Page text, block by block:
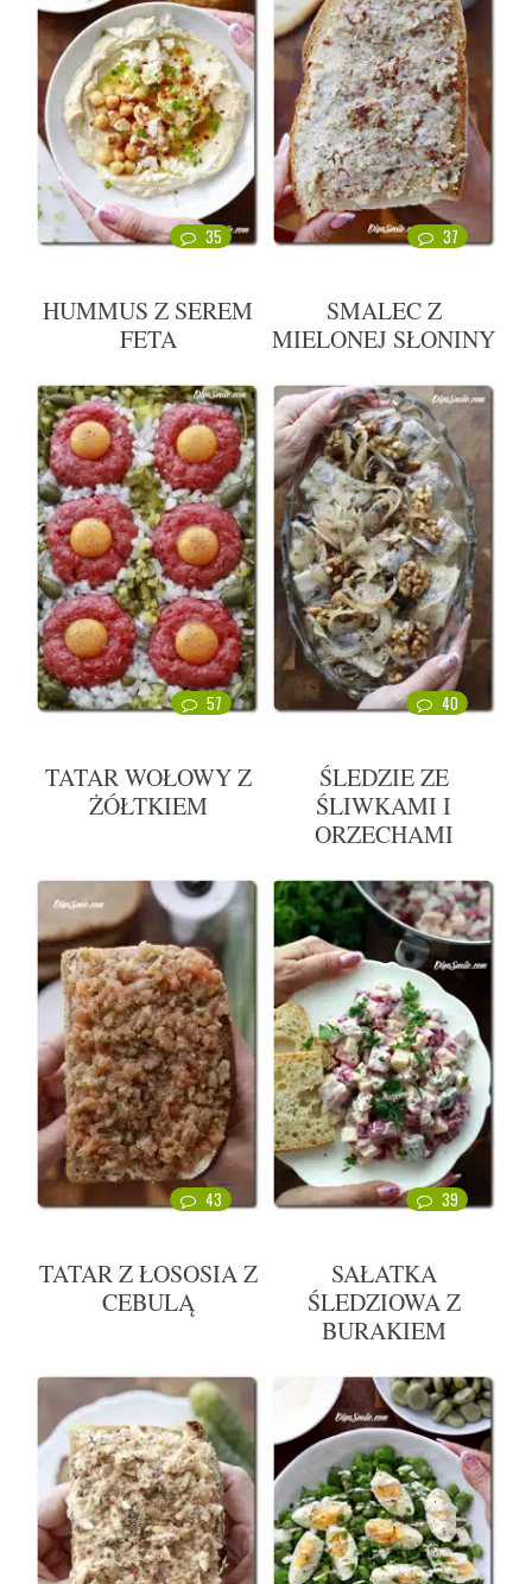
35
HUMMUS Z SEREM
FETA
37
SMALEC Z
MIELONEJ SŁONINY
57
TATAR WOŁOWY Z
ŻÓŁTKIEM
40
ŚLEDZIE ZE
ŚLIWKAMI I
ORZECHAMI
43
TATAR Z ŁOSOSIA Z
CEBULĄ
39
SAŁATKA
ŚLEDZIOWA Z
BURAKIEM